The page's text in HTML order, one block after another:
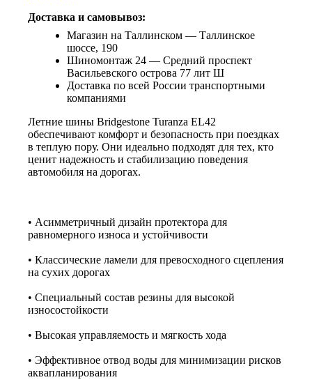
Доставка и самовывоз:
Магазин на Таллинском — Таллинское
шоссе, 190
Шиномонтаж 24 — Средний проспект
Васильевского острова 77 лит Ш
Доставка по всей России транспортными
компаниями
Летние шины Bridgestone Turanza EL42
обеспечивают комфорт и безопасность при поездках
в теплую пору. Они идеально подходят для тех, кто
ценит надежность и стабилизацию поведения
автомобиля на дорогах.
• Асимметричный дизайн протектора для
равномерного износа и устойчивости
• Классические ламели для превосходного сцепления
на сухих дорогах
• Специальный состав резины для высокой
износостойкости
• Высокая управляемость и мягкость хода
• Эффективное отвод воды для минимизации рисков
аквапланирования